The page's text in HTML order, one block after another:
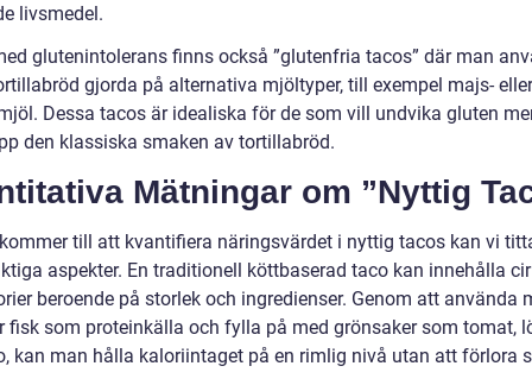
livsmedel.
glutenintolerans finns också ”glutenfria tacos” där man
gjorda på alternativa mjöltyper, till exempel majs- eller
Dessa tacos är idealiska för de som vill undvika gluten
den klassiska smaken av tortillabröd.
Mätningar om ”Nyttig
till att kvantifiera näringsvärdet i nyttig tacos kan vi
aspekter. En traditionell köttbaserad taco kan innehålla
beroende på storlek och ingredienser. Genom att använda
fisk som proteinkälla och fylla på med grönsaker som tomat,
kan man hålla kaloriintaget på en rimlig nivå utan att förlora